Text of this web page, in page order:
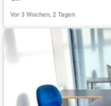
Vor 3 Wochen, 2 Tagen